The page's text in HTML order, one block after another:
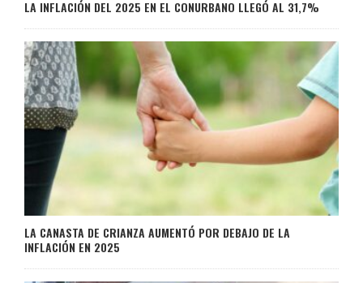
LA INFLACIÓN DEL 2025 EN EL CONURBANO LLEGÓ AL 31,7%
LA CANASTA DE CRIANZA AUMENTÓ POR DEBAJO DE LA
INFLACIÓN EN 2025